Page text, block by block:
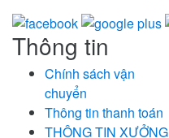
Thông tin
Chính sách vận
chuyển
Thông tin thanh toán
THÔNG TIN XƯỞNG